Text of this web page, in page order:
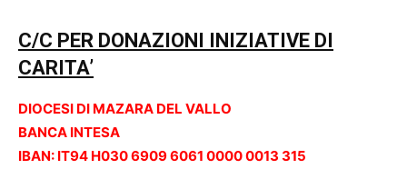
C/C PER DONAZIONI INIZIATIVE DI
CARITA’
DIOCESI DI MAZARA DEL VALLO
BANCA INTESA
IBAN: IT94 H030 6909 6061 0000 0013 315